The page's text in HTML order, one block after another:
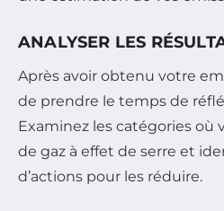
ANALYSER LES
Après avoir obtenu votre
de prendre le temps de
Examinez les catégories où
de gaz à effet de serre et
d’actions pour les réduire.